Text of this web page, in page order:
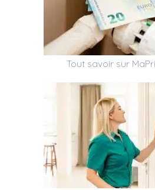
Tout savoir sur